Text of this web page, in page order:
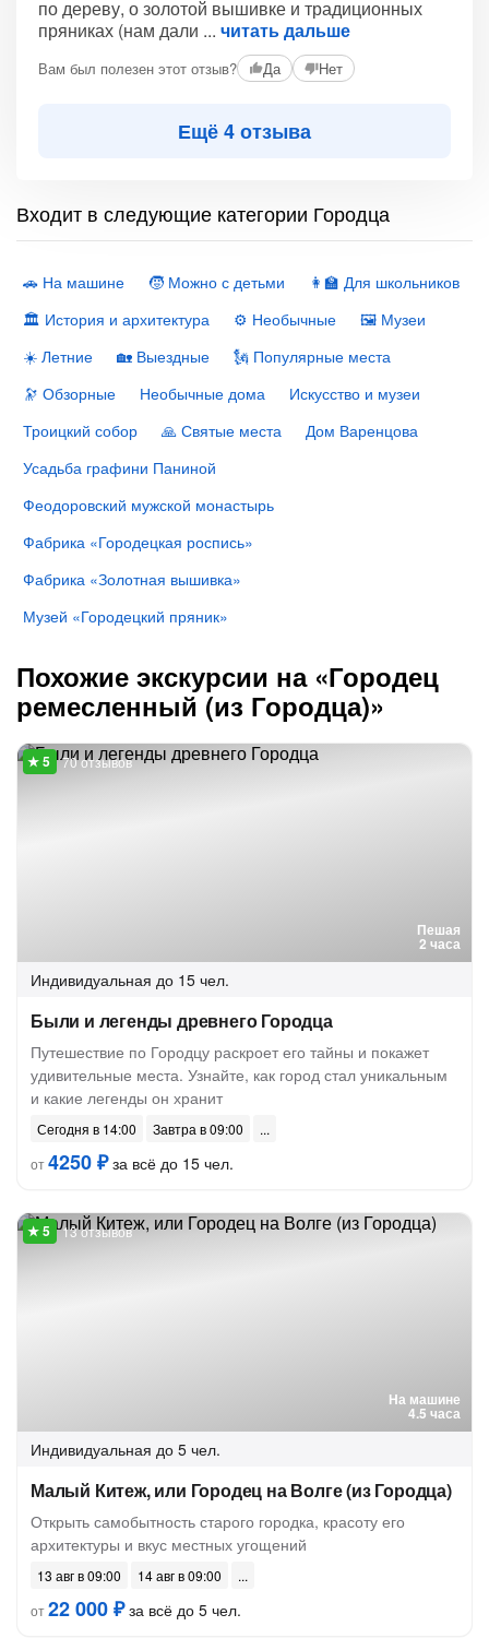
по дереву, о золотой вышивке и традиционных
пряниках (нам дали
читать дальше
Вам был полезен этот отзыв? Да Нет
Ещё 4 отзыва
Входит в следующие категории Городца
🚗 На машине 🧒 Можно с детьми
👩‍🏫 Для школьников
🏛 История и архитектура
⚙️ Необычные
🖼 Музеи
☀️ Летние
🏡 Выездные
🗽 Популярные места
🔭 Обзорные
Необычные дома
Искусство и музеи
Троицкий собор
🙏 Святые места
Дом Варенцова
Усадьба графини Паниной
Феодоровский мужской монастырь
Фабрика «Городецкая роспись»
Фабрика «Золотная вышивка»
Музей «Городецкий пряник»
Похожие экскурсии на «Городец
ремесленный (из Городца)»
Пешая
2 часа
70 отзывов
Индивидуальная до 15 чел.
Были и легенды древнего Городца
Путешествие по Городцу раскроет его тайны и покажет
удивительные места. Узнайте, как город стал уникальным
и какие легенды он хранит
Сегодня в 14:00
Завтра в 09:00
от4250 ₽за всё до 15 чел.
На машине
4.5 часа
13 отзывов
Индивидуальная до 5 чел.
Малый Китеж, или Городец на Волге (из Городца)
Открыть самобытность старого городка, красоту его
архитектуры и вкус местных угощений
13 авг в 09:00
14 авг в 09:00
от22 000 ₽за всё до 5 чел.